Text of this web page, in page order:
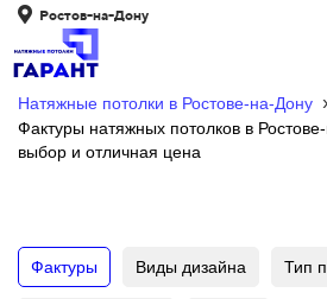
Ростов-на-Дону
Натяжные потолки в Ростове-на-Дону ›
Фактуры натяжных потолков в
выбор и отличная цена
Фактуры Виды дизайна Тип